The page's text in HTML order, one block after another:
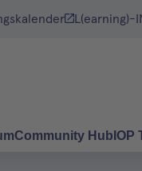
L(earning)-
Community Hub IOP